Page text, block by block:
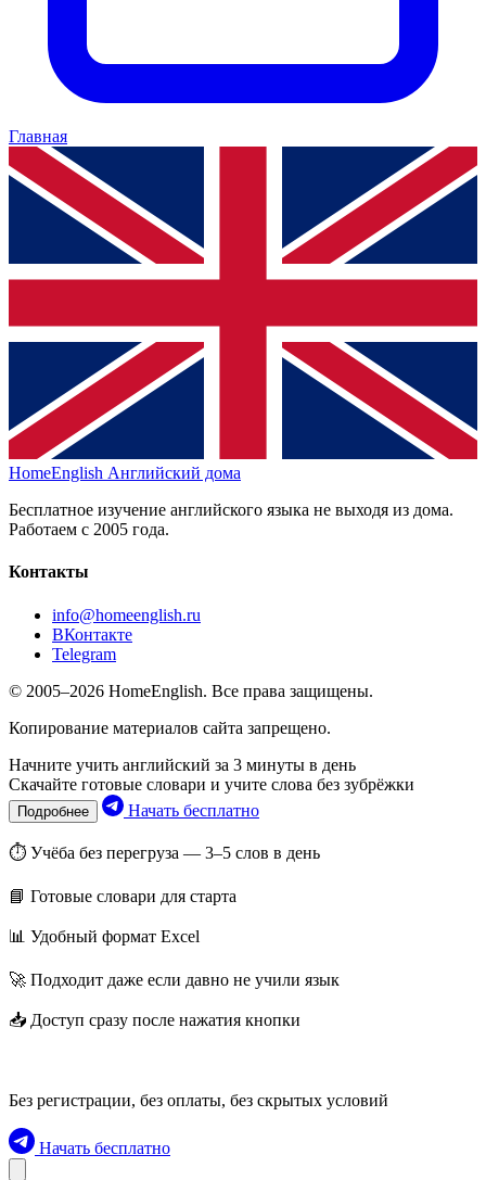
Главная
HomeEnglish Английский дома
Бесплатное изучение английского языка не выходя из дома.
Работаем с 2005 года.
Контакты
info@homeenglish.ru
ВКонтакте
Telegram
© 2005–2026 HomeEnglish. Все права защищены.
Копирование материалов сайта запрещено.
Начните учить английский за 3 минуты в день
Скачайте готовые словари и учите слова без зубрёжки
Подробнее Начать бесплатно
⏱ Учёба без перегруза — 3–5 слов в день
📘 Готовые словари для старта
📊 Удобный формат Excel
🚀 Подходит даже если давно не учили язык
📥 Доступ сразу после нажатия кнопки
Без регистрации, без оплаты, без скрытых условий
Начать бесплатно